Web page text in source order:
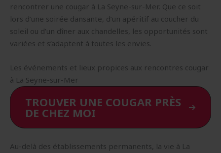
rencontrer une cougar à La Seyne-sur-Mer. Que ce soit
lors d’une soirée dansante, d’un apéritif au coucher du
soleil ou d’un dîner aux chandelles, les opportunités sont
variées et s’adaptent à toutes les envies.
Les événements et lieux propices aux rencontres cougar
à La Seyne-sur-Mer
TROUVER UNE COUGAR PRÈS
DE CHEZ MOI
Au-delà des établissements permanents, la vie à La